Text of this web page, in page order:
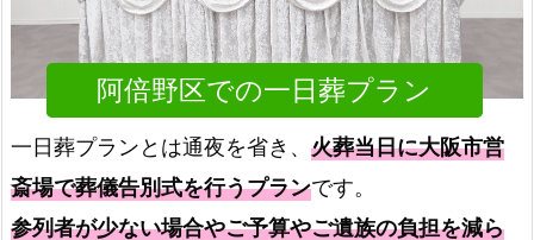
阿倍野区での一日葬プラン
一日葬プランとは通夜を省き、 火葬当日に大阪市営
斎場で葬儀告別式を行うプランです。
参列者が少ない場合やご予算やご遺族の負担を減ら